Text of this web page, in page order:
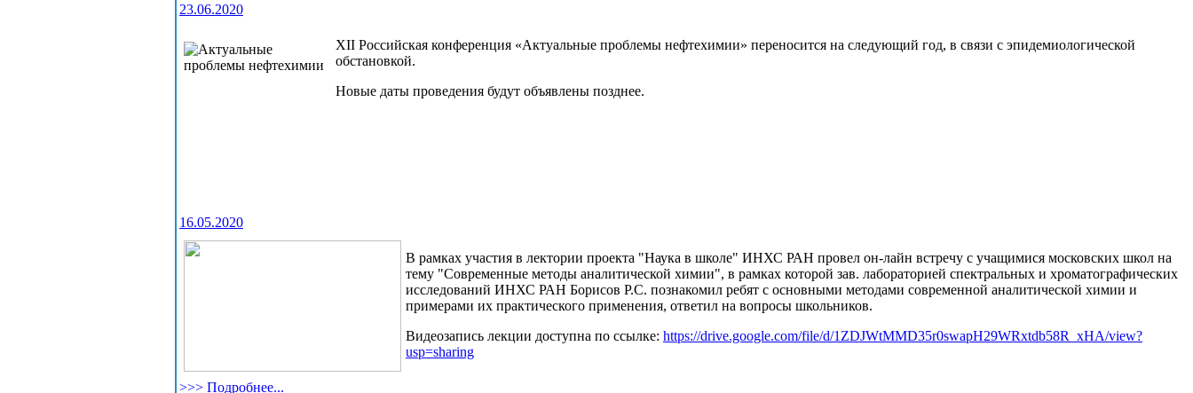
23.06.2020
XII Российская конференция «Актуальные проблемы нефтехимии» переносится на следующий год, в связи с эпидемиологической
обстановкой.
Новые даты проведения будут объявлены позднее.
16.05.2020
В рамках участия в лектории проекта "Наука в школе" ИНХС РАН провел он-лайн встречу с учащимися московских школ на
тему "Современные методы аналитической химии", в рамках которой зав. лабораторией спектральных и хроматографических
исследований ИНХС РАН Борисов Р.С. познакомил ребят с основными методами современной аналитической химии и
примерами их практического применения, ответил на вопросы школьников.
Видеозапись лекции доступна по ссылке: https://drive.google.com/file/d/1ZDJWtMMD35r0swapH29WRxtdb58R_xHA/view?
usp=sharing
>>> Подробнее...